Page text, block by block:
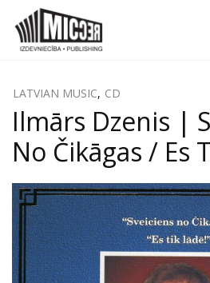
LATVIAN MUSIC, CD
Ilmārs Dzenis |
No Čikāgas / Es